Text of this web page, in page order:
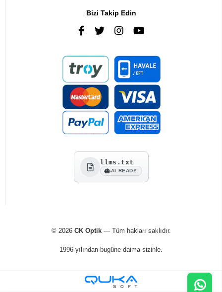
Bizi Takip Edin
llms.txt
AI READY
© 2026 CK Optik— Tüm hakları saklıdır.
1996 yılından bugüne daima sizinle.